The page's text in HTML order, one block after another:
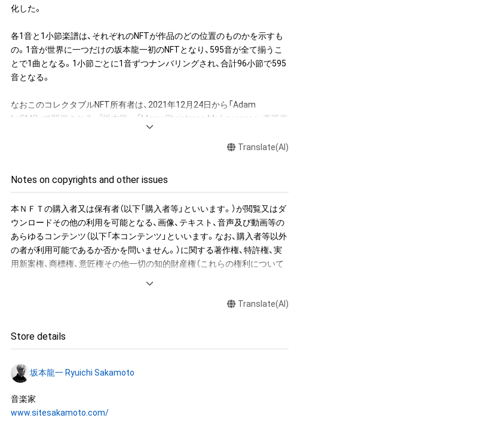
化した。
各1音と1小節楽譜は、それぞれのNFTが作品のどの位置のものかを示すも
の。1音が世界に一つだけの坂本龍一初のNFTとなり、595音が全て揃うこ
とで1曲となる。1小節ごとに1音ずつナンバリングされ、合計96小節で595
音となる。
なおこのコレクタブルNFT所有者は、2021年12月24日から「Adam
byGMO」で開催される、『坂本龍一「Merry Christmas Mr. Lawrence」直筆楽
譜を入手できる権利NFT』のオークションへの参加が可能。またNFT初回購
入者限定の特典として、「Merry Christmas Mr. Lawrence - 2021」フルバー
NFT作品名の冒頭に付加された、前半の数字が楽譜の何小節目か、後半の数
字がその小節での何音目かを表現している。作品名が「1-1 "Merry
Christmas Mr. Lawrence" Ryuichi Sakamoto 坂本龍一」の場合は、1小節目
の1音目のNFTを表す。
音源に関しては下記法則に沿っています。
2. 音終わりが欠けてしまう該当音については、2小節分の長さで書き出して
3. 各小節のラストノート（最後の1音）は、次の小節に渡って音が響いていま
す。切り出した音を小節内の楽譜と同じ正しい位置に置くとその音が途切
れてしまいます、そのため便宜上、このWAVデータでは位置を調整し、1秒
前に配置しています。
“Merry Christmas Mr. Lawrence” by Ryuichi Sakamoto becomes a NFT
Translate(AI)
Notes on copyrights and other issues
本ＮＦＴの購入者又は保有者（以下「購入者等」といいます。）が閲覧又はダ
ウンロードその他の利用を可能となる、画像、テキスト、音声及び動画等の
あらゆるコンテンツ（以下「本コンテンツ」といいます。なお、購入者等以外
の者が利用可能であるか否かを問いません。）に関する著作権、特許権、実
用新案権、商標権、意匠権その他一切の知的財産権（これらの権利について
「本ＮＦＴ等」といいます）を保有することは、本コンテンツに関する知的財
託先）から別途の承諾を得ずに、個人による閲覧の範囲を超えた利用、商用
ンパイル及びリバースエンジニアリングを含みますが、これらに限りませ
ん。)を行うことはできません。
Translate(AI)
Store details
坂本龍一 Ryuichi Sakamoto
www.sitesakamoto.com/